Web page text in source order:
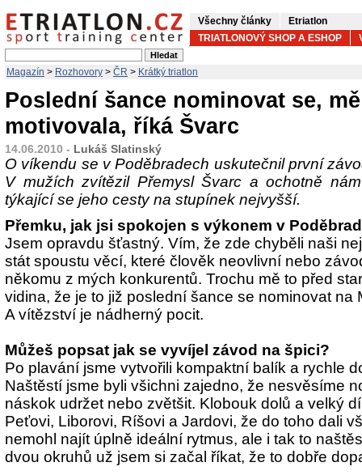
Všechny články
Etriatlon
TRIATLONOVÝ SHOP A ESHOP
Magazín > Rozhovory > ČR > Krátký triatlon
Poslední šance nominovat se, mě
motivovala, říká Švarc
14.06.2010 - Lukáš Slatinský
O víkendu se v Poděbradech uskutečnil první
V mužích zvítězil Přemysl Švarc a ochotně
týkající se jeho cesty na stupínek nejvyšší.
Přemku, jak jsi spokojen s výkonem v
Jsem opravdu šťastný. Vím, že zde chyběli naši
stát spoustu věcí, které člověk neovlivní nebo
někomu z mých konkurentů. Trochu mě to před
vidina, že je to již poslední šance se nominovat na
A vítězství je nádherný pocit.
Můžeš popsat jak se vyvíjel závod na špici?
Po plavání jsme vytvořili kompaktní balík a rychle
Naštěstí jsme byli všichni zajedno, že nesvěsíme
náskok udržet nebo zvětšit. Klobouk dolů a velký
Peťovi, Liborovi, Ríšovi a Jardovi, že do toho dali
nemohl najít úplně ideální rytmus, ale i tak to
dvou okruhů už jsem si začal říkat, že to dobře